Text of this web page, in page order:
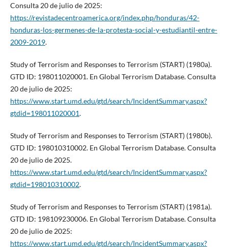
Consulta 20 de julio de 2025:
https://revistadecentroamerica.org/index.php/honduras/42-
honduras-los-germenes-de-la-protesta-social-y-estudiantil-entre-
2009-2019.
Study of Terrorism and Responses to Terrorism (START) (1980a).
GTD ID: 198011020001. En Global Terrorism Database. Consulta
20 de julio de 2025:
https://www.start.umd.edu/gtd/search/IncidentSummary.aspx?
gtdid=198011020001.
Study of Terrorism and Responses to Terrorism (START) (1980b).
GTD ID: 198010310002. En Global Terrorism Database. Consulta
20 de julio de 2025.
https://www.start.umd.edu/gtd/search/IncidentSummary.aspx?
gtdid=198010310002.
Study of Terrorism and Responses to Terrorism (START) (1981a).
GTD ID: 198109230006. En Global Terrorism Database. Consulta
20 de julio de 2025:
https://www.start.umd.edu/gtd/search/IncidentSummary.aspx?